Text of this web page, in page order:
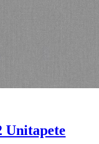
Unitapete